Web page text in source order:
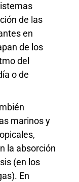
de las
en
de los
del
o de
marinos y
la absorción
(en los
En